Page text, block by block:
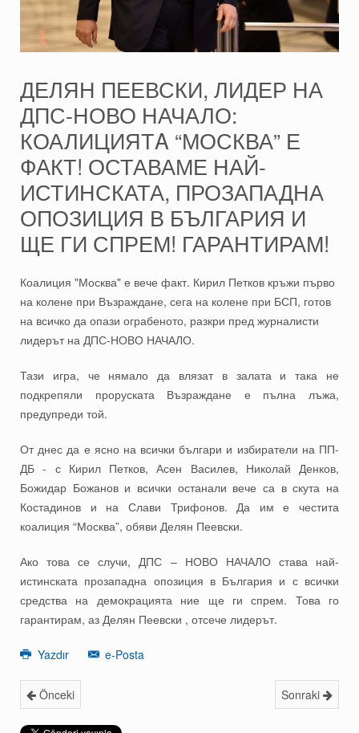
ДЕЛЯН ПЕЕВСКИ, ЛИДЕР НА
ДПС-НОВО НАЧАЛО:
КОАЛИЦИЯТA “МОСКВА” Е
ФАКТ! ОСТАВАМЕ НАЙ-
ИСТИНСКАТА, ПРОЗАПАДНА
ОПОЗИЦИЯ В БЪЛГАРИЯ И
ЩЕ ГИ СПРЕМ! ГАРАНТИРАМ!
Коалиция "Москва" е вече факт. Кирил Петков кръжи първо
на колене при Възраждане, сега на колене при БСП, готов
на всичко да опази ограбеното, разкри пред журналисти
лидерът на ДПС-НОВО НАЧАЛО.
Тази игра, че нямало да влязат в залата и така не
подкрепяли проруската Възраждане е пълна лъжа,
предупреди той.
От днес да е ясно на всички българи и избиратели на ПП-
ДБ - с Кирил Петков, Асен Василев, Николай Денков,
Божидар Божанов и всички останали вече са в скута на
Костадинов и на Слави Трифонов. Да им е честита
коалиция “Москва”, обяви Делян Пеевски.
Ако това се случи, ДПС – НОВО НАЧАЛО става най-
истинската прозападна опозиция в България и с всички
средства на демокрацията ние ще ги спрем. Това го
гарантирам, аз Делян Пеевски , отсече лидерът.
Yazdır e-Posta
Önceki Sonraki